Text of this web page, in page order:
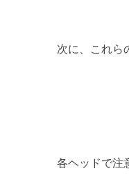
次に、これら
各ヘッドで注